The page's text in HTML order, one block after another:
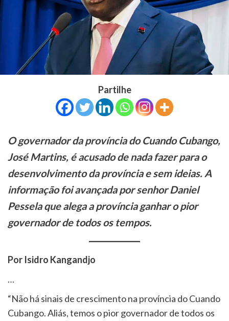
Partilhe
O governador da província do Cuando Cubango,
José Martins, é acusado de nada fazer para o
desenvolvimento da província e sem ideias. A
informação foi avançada por senhor Daniel
Pessela que alega a província ganhar o pior
governador de todos os tempos.
Por Isidro Kangandjo
…
“Não há sinais de crescimento na província do Cuando
Cubango. Aliás, temos o pior governador de todos os